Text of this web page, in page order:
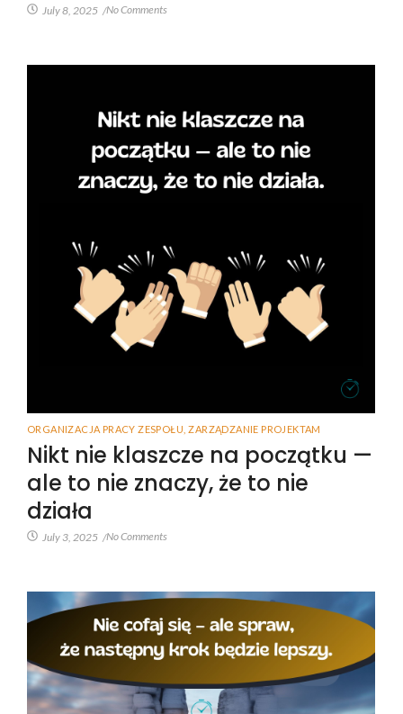
July 8, 2025 /No Comments
ORGANIZACJA PRACY ZESPOŁU ZARZĄDZANIE PROJEKTAM
Nikt nie klaszcze na początku —
ale to nie znaczy, że to nie
działa
July 3, 2025 /No Comments